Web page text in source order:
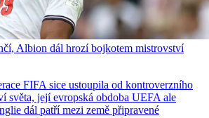
Albion dál hrozí bojkotem mistrovství
FIFA sice ustoupila od kontroverzního
světa, její evropská obdoba UEFA ale
dál patří mezi země připravené